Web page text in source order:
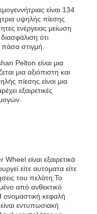
είναι 134
υψηλής πίεσης
ενέργειας.μείωση
ότι
στιγμή.
Pelton είναι μια
μια αξιόπιστη και
πίεσης.είναι μια
εξαιρετικές
είναι εξαιρετικά
είτε αυτόματα είτε
του πελάτη.Το
από ανθεκτικό
κεφαλή
εντυπωσιακή